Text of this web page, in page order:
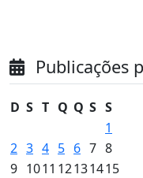
Publicações
D S T Q Q S S
1
2 3 4 5 6 7 8
9 1011 12131415